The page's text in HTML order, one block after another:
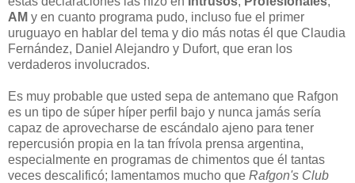
AM y en cuanto programa pudo, incluso fue el primer
uruguayo en hablar del tema y dio más notas él que Claudia
Fernández, Daniel Alejandro y Dufort, que eran los
verdaderos involucrados.
Es muy probable que usted sepa de antemano que Rafgon
es un tipo de súper híper perfil bajo y nunca jamás sería
capaz de aprovecharse de escándalo ajeno para tener
repercusión propia en la tan frívola prensa argentina,
especialmente en programas de chimentos que él tantas
veces descalificó; lamentamos mucho que Rafgon's Club